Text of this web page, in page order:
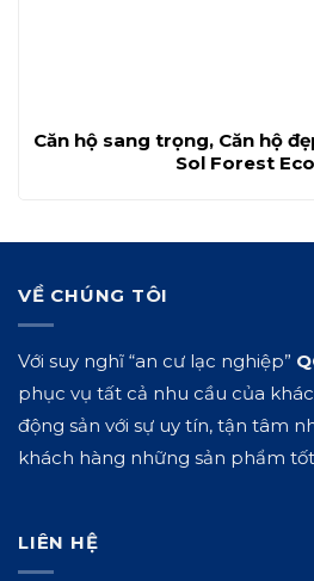
Căn hộ sang trọng, Căn hộ
Sol Forest
VỀ CHÚNG TÔI
Với suy nghĩ “an cư lạc nghiệp”
phục vụ tất cả nhu cầu của
động sản với sự uy tín, tận tâm
khách hàng những sản phẩm
LIÊN HỆ